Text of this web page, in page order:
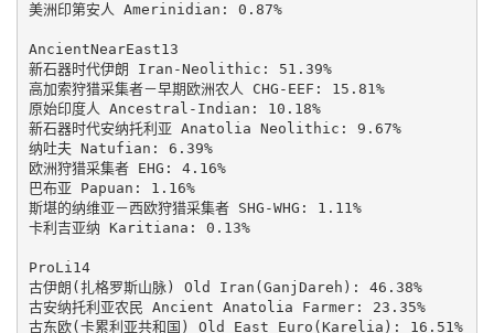
美洲印第安人 Amerinidian: 0.87%
AncientNearEast13
新石器时代伊朗 Iran-Neolithic: 51.39%
高加索狩猎采集者－早期欧洲农人 CHG-EEF: 15.81%
原始印度人 Ancestral-Indian: 10.18%
新石器时代安纳托利亚 Anatolia Neolithic: 9.67%
纳吐夫 Natufian: 6.39%
欧洲狩猎采集者 EHG: 4.16%
巴布亚 Papuan: 1.16%
斯堪的纳维亚－西欧狩猎采集者 SHG-WHG: 1.11%
卡利吉亚纳 Karitiana: 0.13%
ProLi14
古伊朗(扎格罗斯山脉) Old Iran(GanjDareh): 46.38%
古安纳托利亚农民 Ancient Anatolia Farmer: 23.35%
古东欧(卡累利亚共和国) Old East Euro(Karelia): 16.51%